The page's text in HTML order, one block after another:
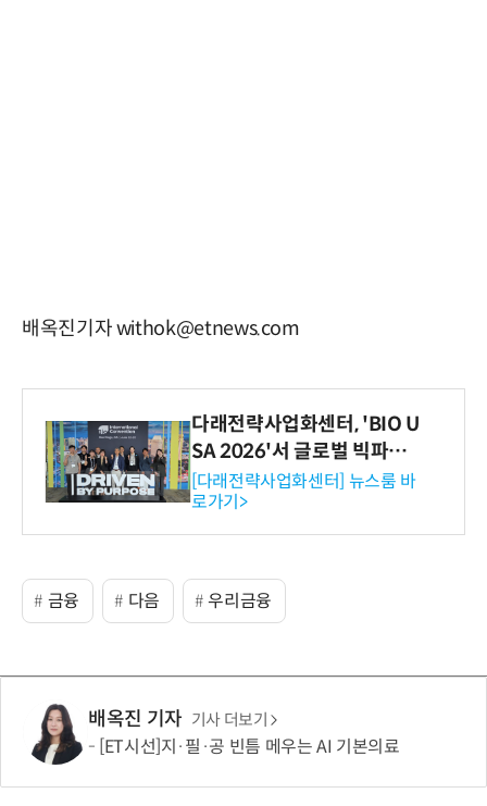
배옥진기자 withok@etnews.com
다래전략사업화센터, 'BIO U
SA 2026'서 글로벌 빅파마
와의 비즈니스 미팅 지원…K
-바이오 해외 진출 교두보 확
보
[다래전략사업화센터] 뉴스룸 바
로가기>
금융 다음 우리금융
배옥진 기자 기사 더보기
[ET시선]지·필·공 빈틈 메우는 AI 기본의료